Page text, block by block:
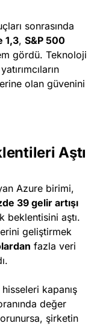
sonrasında
1,3, S&P 500
gördü. Teknoloji
olan güvenini
Aştı
Azure birimi,
39 gelir artışı
beklentisini aştı.
geliştirmek
fazla veri
kapanış
değer
şirketin